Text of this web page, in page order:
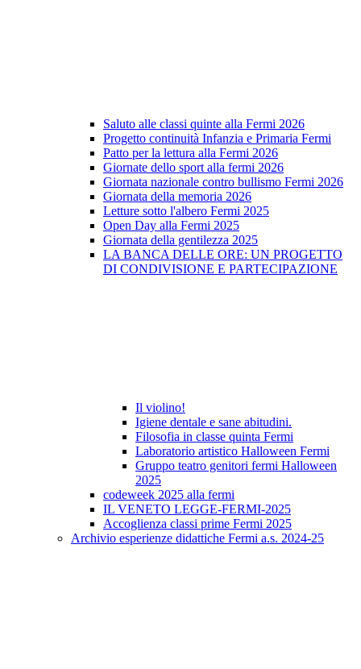
Saluto alle classi quinte alla Fermi 2026
Progetto continuità Infanzia e Primaria Fermi
Patto per la lettura alla Fermi 2026
Giornate dello sport alla fermi 2026
Giornata nazionale contro bullismo Fermi 2026
Giornata della memoria 2026
Letture sotto l'albero Fermi 2025
Open Day alla Fermi 2025
Giornata della gentilezza 2025
LA BANCA DELLE ORE: UN PROGETTO
DI CONDIVISIONE E PARTECIPAZIONE
Il violino!
Igiene dentale e sane abitudini.
Filosofia in classe quinta Fermi
Laboratorio artistico Halloween Fermi
Gruppo teatro genitori fermi Halloween
2025
codeweek 2025 alla fermi
IL VENETO LEGGE-FERMI-2025
Accoglienza classi prime Fermi 2025
Archivio esperienze didattiche Fermi a.s. 2024-25